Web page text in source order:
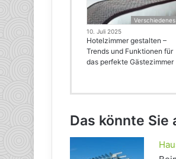
Verschiedenes
10. Juli 2025
Hotelzimmer gestalten –
Trends und Funktionen für
das perfekte Gästezimmer
Das könnte Sie